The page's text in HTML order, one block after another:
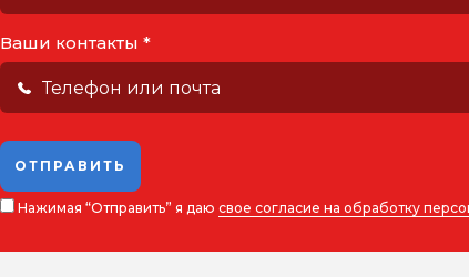
Ваши контакты *
ОТПРАВИТЬ
Нажимая “Отправить” я даю свое согласие на обработку